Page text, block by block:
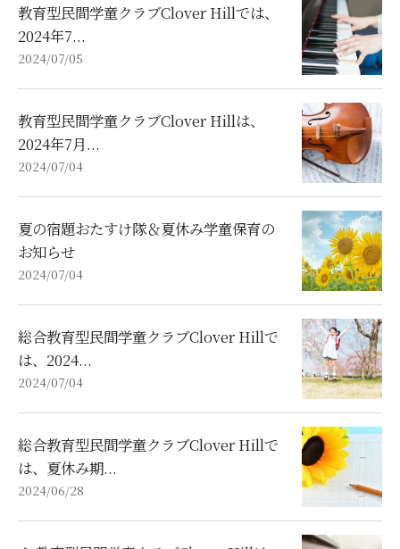
教育型民間学童クラブClover Hillでは、
2024年7...
2024/07/05
教育型民間学童クラブClover Hillは、
2024年7月...
2024/07/04
夏の宿題おたすけ隊＆夏休み学童保育の
お知らせ
2024/07/04
総合教育型民間学童クラブClover Hillで
は、2024...
2024/07/04
総合教育型民間学童クラブClover Hillで
は、夏休み期...
2024/06/28